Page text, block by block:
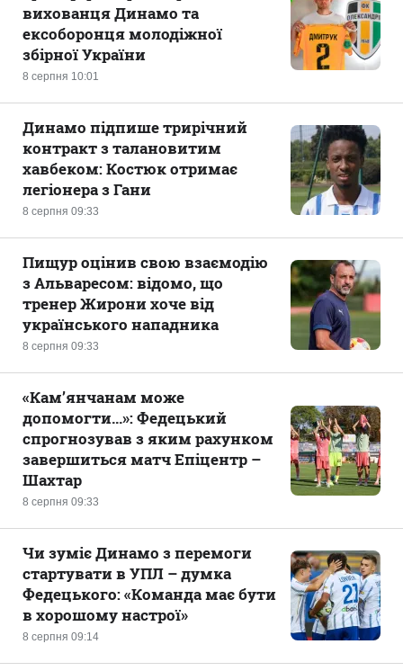
8 серпня 10:01
вихованця Динамо та
ексоборонця молодіжної
збірної України
8 серпня 09:33
Динамо підпише трирічний
контракт з талановитим
хавбеком: Костюк отримає
легіонера з Гани
8 серпня 09:33
Пищур оцінив свою взаємодію
з Альваресом: відомо, що
тренер Жирони хоче від
українського нападника
8 серпня 09:33
«Кам’янчанам може
допомогти...»: Федецький
спрогнозував з яким рахунком
завершиться матч Епіцентр –
Шахтар
8 серпня 09:14
Чи зуміє Динамо з перемоги
стартувати в УПЛ – думка
Федецького: «Команда має бути
в хорошому настрої»